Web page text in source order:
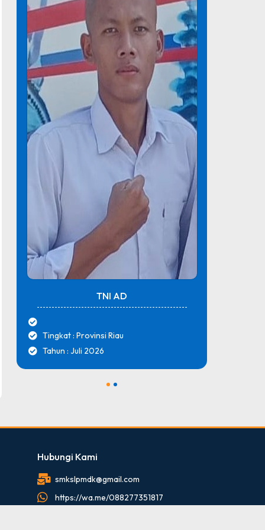
TNI AD
Tingkat : Provinsi Riau
Tahun : Juli 2026
Hubungi Kami
smkslpmdk@gmail.com
https://wa.me/088277351817